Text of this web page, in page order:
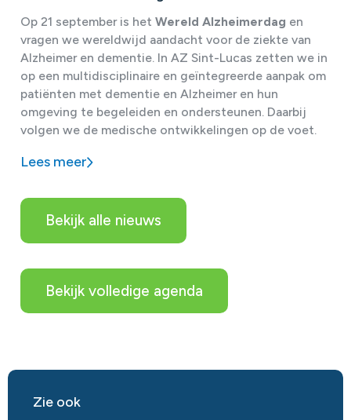
Op 21 september is het Wereld Alzheimerdag en
vragen we wereldwijd aandacht voor de ziekte van
Alzheimer en dementie. In AZ Sint-Lucas zetten we in
op een multidisciplinaire en geïntegreerde aanpak om
patiënten met dementie en Alzheimer en hun
omgeving te begeleiden en ondersteunen. Daarbij
volgen we de medische ontwikkelingen op de voet.
Lees meer
Bekijk alle nieuws
Bekijk volledige agenda
Zie ook